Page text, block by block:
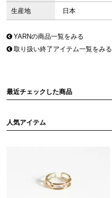
生産地 日本
YARNの商品一覧をみる
取り扱い終了アイテム一覧をみる
最近チェックした商品
人気アイテム